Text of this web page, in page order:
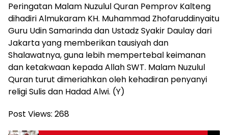
Peringatan Malam Nuzulul Quran Pemprov Kalteng
dihadiri Almukaram KH. Muhammad Zhofaruddinyaitu
Guru Udin Samarinda dan Ustadz Syakir Daulay dari
Jakarta yang memberikan tausiyah dan
Shalawatnya, guna lebih mempertebal keimanan
dan ketakwaan kepada Allah SWT. Malam Nuzulul
Quran turut dimeriahkan oleh kehadiran penyanyi
religi Sulis dan Hadad Alwi. (Y)
Post Views: 268